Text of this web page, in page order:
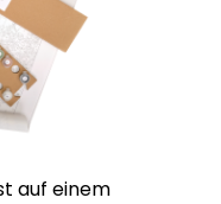
auf einem